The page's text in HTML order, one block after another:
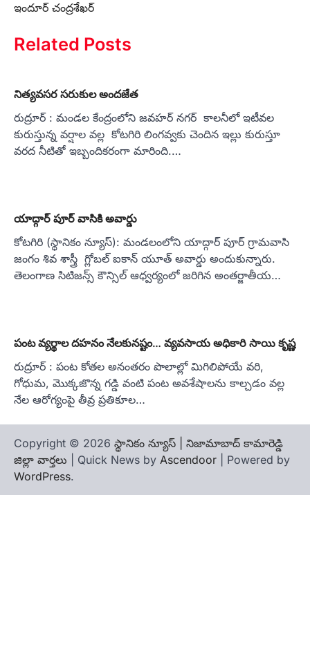
ఇందూర్ చంద్రశేఖర్
Related Posts
నిత్యవసర సరుకుల అందజేత
రుద్రూర్ : మండల కేంద్రంలోని జవహర్ నగర్ కాలనీలో ఇటీవల
కురుస్తున్న వర్షాల వల్ల కోటగిరి లింగవ్వకు చెందిన ఇల్లు కురుస్తూ
వరద నీటితో ఇబ్బందికరంగా మారింది.…
యాద్గార్ పూర్ వాసికి అవార్డు
కోటగిరి (స్థానికం న్యూస్): మండలంలోని యాద్గార్ పూర్ గ్రామవాసి
జంగం శివ శాస్త్రీ గ్లోబల్ ఐకాన్ యూత్ అవార్డు అందుకున్నారు.
తెలంగాణ సిటిజన్స్ కౌన్సిల్ ఆధ్వర్యంలో జరిగిన అంతర్జాతీయ…
పంట వ్యర్థాల దహనం నేలకునష్టం… వ్యవసాయ అధికారి సాయి కృష్ణ
రుద్రూర్ : పంట కోతల అనంతరం పొలాల్లో మిగిలిపోయే వరి,
గోధుమ, మొక్కజొన్న గడ్డి వంటి పంట అవశేషాలను కాల్చడం వల్ల
నేల ఆరోగ్యంపై తీవ్ర ప్రతికూల…
Copyright © 2026 స్థానికం న్యూస్ | నిజామాబాద్ కామారెడ్డి
జిల్లా వార్తలు | Quick News by Ascendoor | Powered by
WordPress.